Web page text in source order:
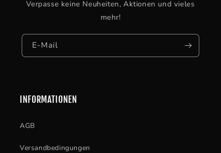
Verpasse keine Neuheiten, Aktionen und vieles
mehr!
E-Mail
INFORMATIONEN
AGB
Versandbedingungen